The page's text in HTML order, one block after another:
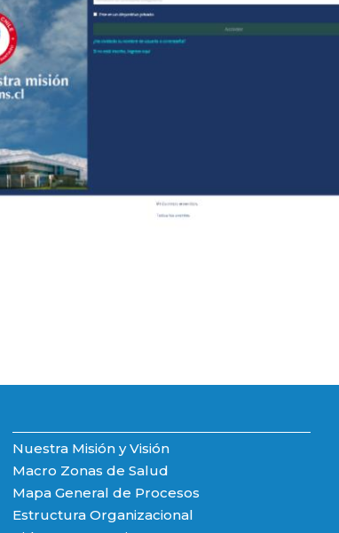
Nuestra Misión y Visión
Macro Zonas de Salud
Mapa General de Procesos
Estructura Organizacional